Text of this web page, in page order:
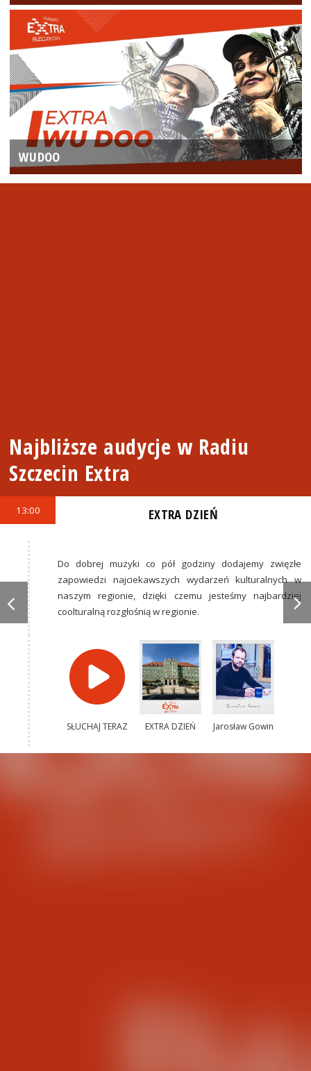
WUDOO
Najbliższe audycje w Radiu
Szczecin Extra
13:00 EXTRA DZIEŃ
Do dobrej muzyki co pół godziny dodajemy zwięzłe
zapowiedzi najciekawszych wydarzeń kulturalnych w
naszym regionie, dzięki czemu jesteśmy najbardziej
coolturalną rozgłośnią w regionie.
SŁUCHAJ TERAZ EXTRA DZIEŃ Jarosław Gowin